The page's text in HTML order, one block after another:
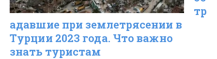
и
других
курортов
тр
адавшие при землетрясении в
Турции 2023 года. Что важно
знать туристам